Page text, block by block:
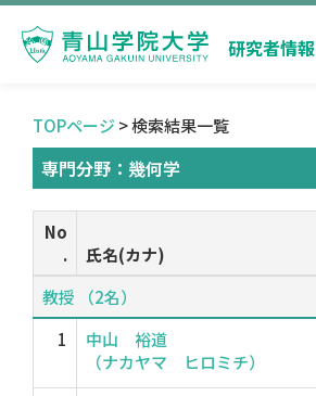
研究者情報
TOPページ > 検索結果一覧
専門分野：幾何学
No
.
氏名(カナ)
教授 （2名）
1
中山 裕道
（ナカヤマ ヒロミチ）